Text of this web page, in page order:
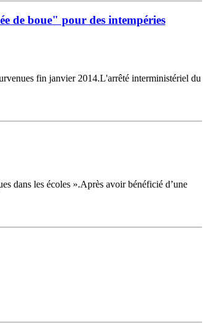
de boue" pour des intempéries
fin janvier 2014.L'arrêté interministériel du
dans les écoles ».Après avoir bénéficié d’une